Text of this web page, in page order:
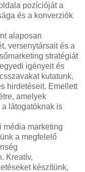
pozícióját a
és a konverziók
alaposan
versenytársait és a
stratégiát
igényeit és
kutatunk,
hirdetéseit. Emellett
amelyek
látogatóknak is
média marketing
a megfelelő
Kreatív,
készítünk,